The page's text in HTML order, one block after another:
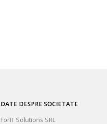
DATE DESPRE SOCIETATE
ForIT Solutions SRL